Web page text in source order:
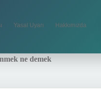
Yasal Uyarı Hakkımızda
ne demek